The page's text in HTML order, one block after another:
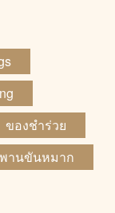
ของชำร่วย
พานขันหมาก